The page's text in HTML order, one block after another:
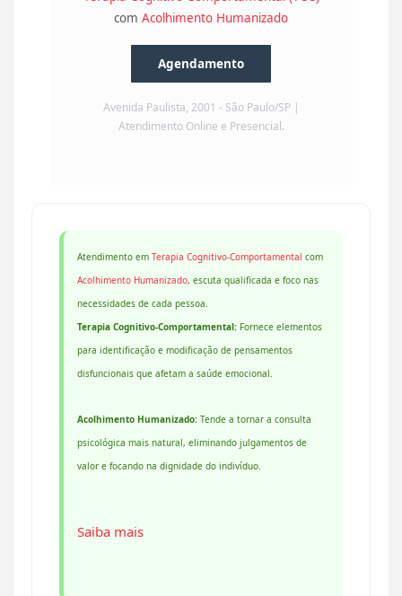
com Acolhimento Humanizado
Agendamento
Avenida Paulista, 2001 - São Paulo/SP |
Atendimento Online e Presencial.
Atendimento em Terapia Cognitivo-Comportamental com
Acolhimento Humanizado, escuta qualificada e foco nas
necessidades de cada pessoa.
Terapia Cognitivo-Comportamental: Fornece elementos
para identificação e modificação de pensamentos
disfuncionais que afetam a saúde emocional.
Acolhimento Humanizado: Tende a tornar a consulta
psicológica mais natural, eliminando julgamentos de
valor e focando na dignidade do indivíduo.
Saiba mais